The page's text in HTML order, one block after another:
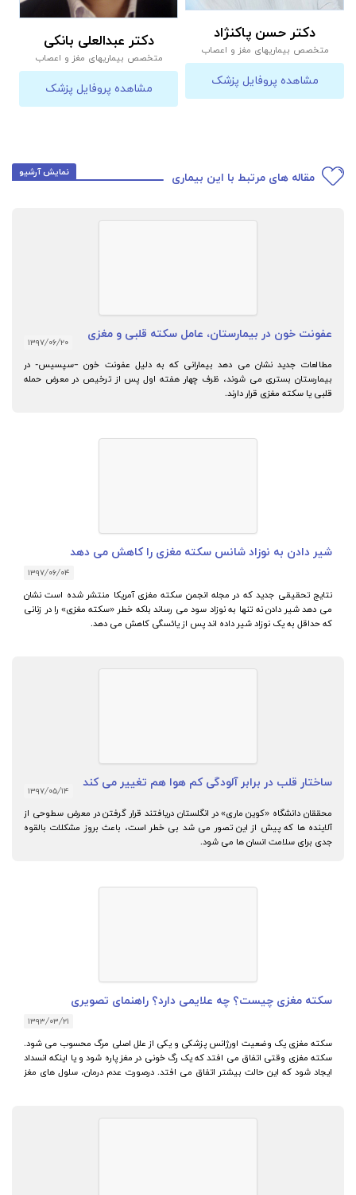
دکتر حسن پاکنژاد
متخصص بیماریهای مغز و اعصاب
مشاهده پروفایل پزشک
دکتر عبدالعلی بانکی
متخصص بیماریهای مغز و اعصاب
مشاهده پروفایل پزشک
مقاله های مرتبط با این بیماری نمایش آرشیو
عفونت خون در بیمارستان، عامل سکته قلبی و مغزی
۱۳۹۷/۰۶/۲۰
مطالعات جدید نشان می دهد بیمارانی که به دلیل عفونت خون –سپسیس- در
بیمارستان بستری می شوند، ظرف چهار هفته اول پس از ترخیص در معرض حمله
قلبی یا سکته مغزی قرار دارند.
شیر دادن به نوزاد شانس سکته مغزی را کاهش می دهد
۱۳۹۷/۰۶/۰۴
نتایج تحقیقی جدید که در مجله انجمن سکته مغزی آمریکا منتشر شده است نشان
می دهد شیر دادن نه تنها به نوزاد سود می رساند بلکه خطر «سکته مغزی» را در زنانی
که حداقل به یک نوزاد شیر داده اند پس از یائسگی کاهش می دهد.
ساختار قلب در برابر آلودگی کم هوا هم تغییر می کند
۱۳۹۷/۰۵/۱۴
محققان دانشگاه «کوین ماری» در انگلستان دریافتند قرار گرفتن در معرض سطوحی از
آلاینده ها که پیش از این تصور می شد بی خطر است، باعث بروز مشکلات بالقوه
جدی برای سلامت انسان ها می شود.
سکته مغزی چیست؟ چه علایمی دارد؟ راهنمای تصویری
۱۳۹۳/۰۳/۲۱
سکته مغزی یک وضعیت اورژانس پزشکی و یکی از علل اصلی مرگ محسوب می شود.
سکته مغزی وقتی اتفاق می افتد که یک رگ خونی در مغز پاره شود و یا اینکه انسداد
ایجاد شود که این حالت بیشتر اتفاق می افتد. درصورت عدم درمان، سلول های مغز